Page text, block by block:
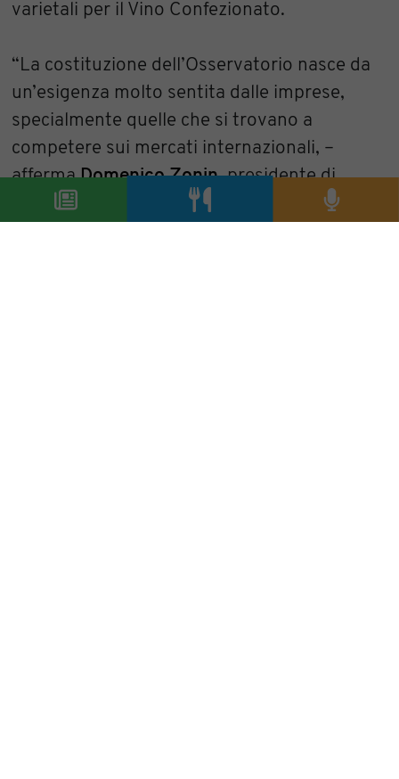
varietali per il Vino Confezionato.
“La costituzione dell’Osservatorio nasce da
un’esigenza molto sentita dalle imprese,
specialmente quelle che si trovano a
competere sui mercati internazionali, –
affermaDomenico Zonin,presidente di
Unione Italiana Vini – ossia disporre con